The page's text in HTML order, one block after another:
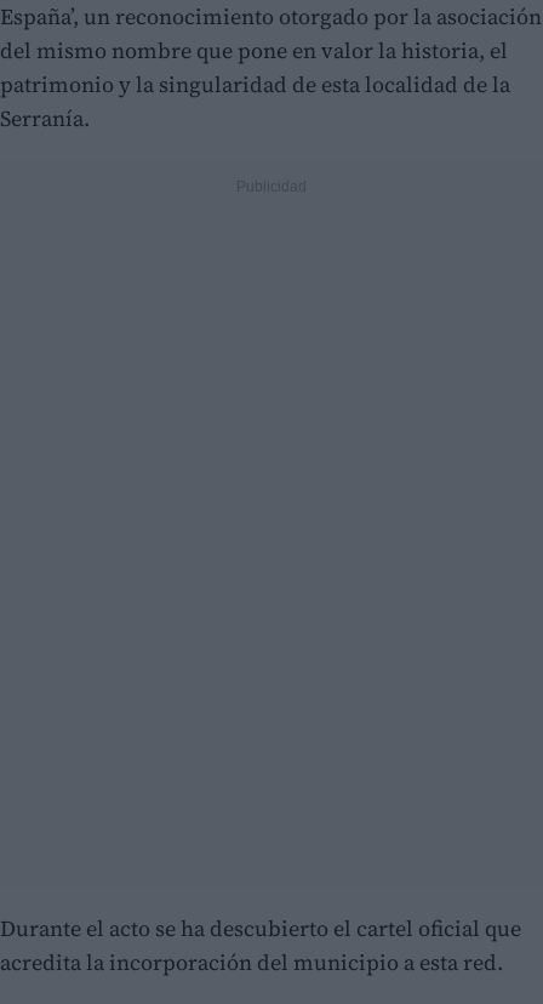
España’, un reconocimiento otorgado por la asociación
del mismo nombre que pone en valor la historia, el
patrimonio y la singularidad de esta localidad de la
Serranía.
Durante el acto se ha descubierto el cartel oficial que
acredita la incorporación del municipio a esta red.